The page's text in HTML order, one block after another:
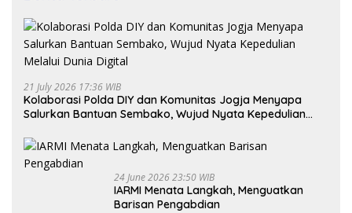
21 July 2026 17:36 WIB
Kolaborasi Polda DIY dan Komunitas Jogja Menyapa
Salurkan Bantuan Sembako, Wujud Nyata Kepedulian
24 June 2026 23:50 WIB
IARMI Menata Langkah, Menguatkan
Barisan Pengabdian